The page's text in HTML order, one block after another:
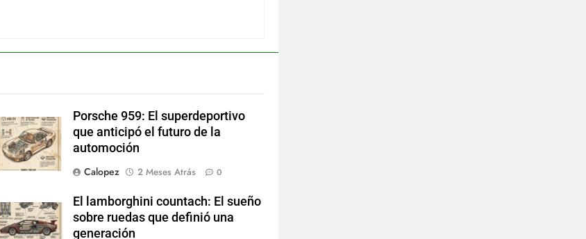
Porsche 959: El superdeportivo
que anticipó el futuro de la
automoción
Calopez
2 Meses Atrás 0
El lamborghini countach: El sueño
sobre ruedas que definió una
generación